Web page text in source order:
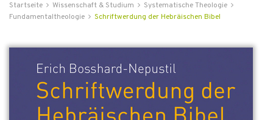
Startseite Wissenschaft & Studium
Systematische Theologie
Fundamentaltheologie
Schriftwerdung der Hebräischen Bibel